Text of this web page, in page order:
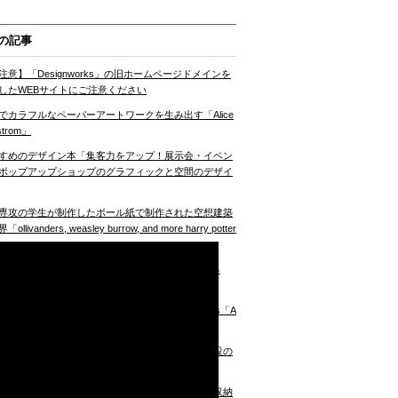
記事
注意】「Designworks」の旧ホームページドメインを
たWEBサイトにご注意ください
カラフルなペーパーアートワークを生み出す「Alice
」
めのデザイン本「集客力をアップ！展示会・イベン
ップアップショップのグラフィックと空間のデザイ
攻の学生が制作したボール紙で制作された空想建築
「ollivanders, weasley burrow, and more harry potter
」
開発した、様々な形状のものを掴むことができる
ンタインの旅をもっと特別なものに British Airways「A
すめのデザイン本「地域発！つながる・集める施設の
クスペースをスマートにまとめられるブロック型収納